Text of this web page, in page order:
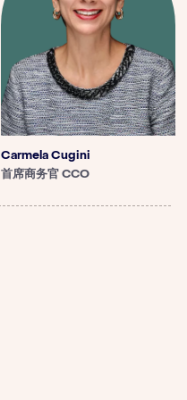
Carmela Cugini
首席商务官 CCO